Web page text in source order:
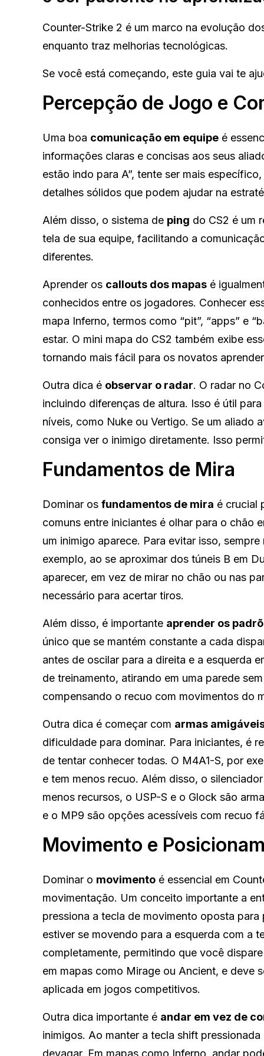
Counter-Strike 2 é um marco na evolução
enquanto traz melhorias tecnológicas.
Se você está começando, este guia vai te
Percepção de Jogo e
Uma boa comunicação em equipe é
informações claras e concisas aos seus
estão indo para A”, tente ser mais
detalhes sólidos que podem ajudar na
Além disso, o sistema de ping do CS2 é um
tela de sua equipe, facilitando a
diferentes.
Aprender os callouts dos mapas é
conhecidos entre os jogadores. Conhecer
mapa Inferno, termos como “pit”, “apps” e
estar. O mini mapa do CS2 também exibe
tornando mais fácil para os novatos
Outra dica é observar o radar. O radar no
incluindo diferenças de altura. Isso é útil
níveis, como Nuke ou Vertigo. Se um aliado
consiga ver o inimigo diretamente. Isso
Fundamentos de Mira
Dominar os fundamentos de mira é crucial
comuns entre iniciantes é olhar para o chão
um inimigo aparece. Para evitar isso,
exemplo, ao se aproximar dos túneis B em
aparecer, em vez de mirar no chão ou nas
necessário para acertar tiros.
Além disso, é importante aprender os
único que se mantém constante a cada
antes de oscilar para a direita e a esquerda
de treinamento, atirando em uma parede
compensando o recuo com movimentos do
Outra dica é começar com armas
dificuldade para dominar. Para iniciantes, é
de tentar conhecer todas. O M4A1-S, por
e tem menos recuo. Além disso, o
menos recursos, o USP-S e o Glock são
e o MP9 são opções acessíveis com recuo
Movimento e
Dominar o movimento é essencial em
movimentação. Um conceito importante a
pressiona a tecla de movimento oposta
estiver se movendo para a esquerda com a
completamente, permitindo que você
em mapas como Mirage ou Ancient, e deve
aplicada em jogos competitivos.
Outra dica importante é andar em vez de
inimigos. Ao manter a tecla shift
devagar. Em mapas como Inferno, andar